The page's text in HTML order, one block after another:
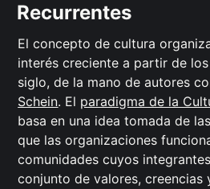
Recurrentes
El concepto de cultura
interés creciente a partir de
siglo, de la mano de autores
Schein. El paradigma de la
basa en una idea tomada de
que las organizaciones
comunidades cuyos
conjunto de valores, creencias